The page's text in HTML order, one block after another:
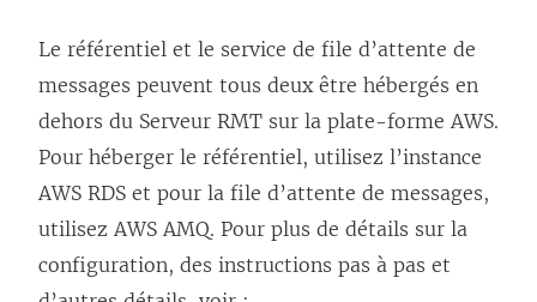
Le référentiel et le service de file d’attente de
messages peuvent tous deux être hébergés en
dehors du Serveur RMT sur la plate-forme AWS.
Pour héberger le référentiel, utilisez l’instance
AWS RDS et pour la file d’attente de messages,
utilisez AWS AMQ. Pour plus de détails sur la
configuration, des instructions pas à pas et